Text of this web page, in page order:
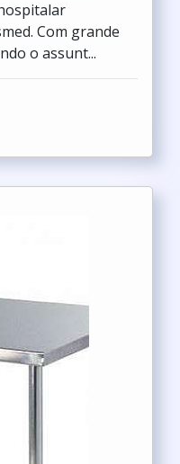
Com grande
o assunt...